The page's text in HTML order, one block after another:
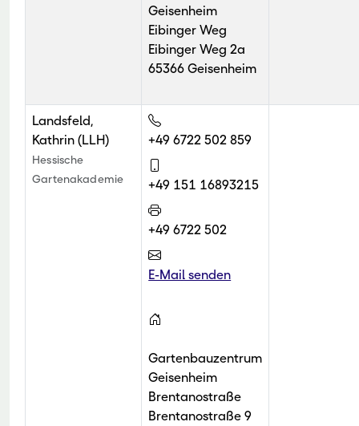
Geisenheim
Eibinger Weg
Eibinger Weg 2a
65366 Geisenheim
Landsfeld,
Kathrin (LLH)
Hessische
Gartenakademie
+49 6722 502 859
+49 151 16893215
+49 6722 502
E-Mail senden
Gartenbauzentrum
Geisenheim
Brentanostraße
Brentanostraße 9